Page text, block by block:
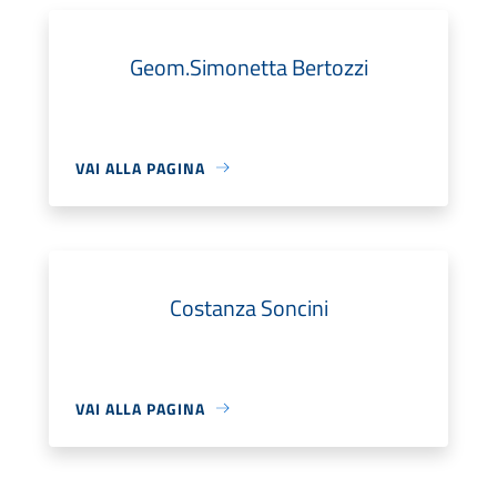
Geom.Simonetta Bertozzi
VAI ALLA PAGINA
Costanza Soncini
VAI ALLA PAGINA